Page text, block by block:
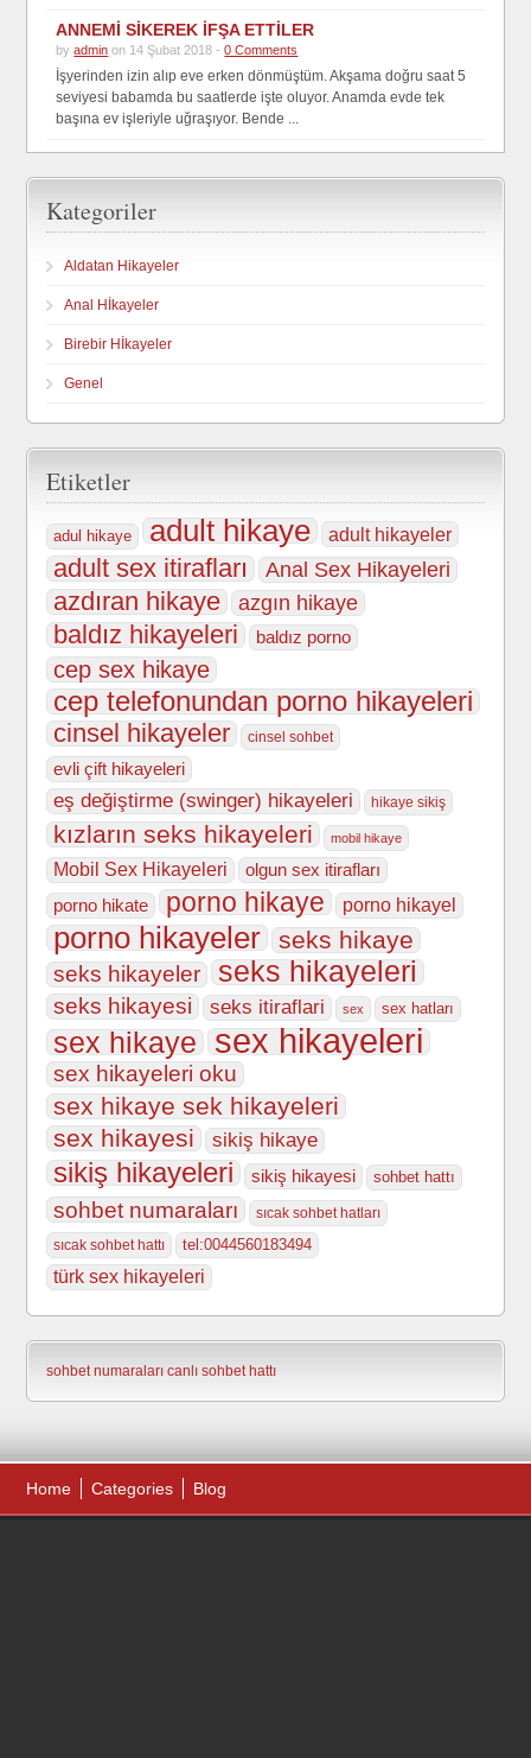
ANNEMİ SİKEREK İFŞA ETTİLER
byadmin on 14 Şubat 2018 -0 Comments
İşyerinden izin alıp eve erken dönmüştüm. Akşama doğru saat 5
seviyesi babamda bu saatlerde işte oluyor. Anamda evde tek
başına ev işleriyle uğraşıyor. Bende ...
Kategoriler
Aldatan Hikayeler
Anal Hİkayeler
Birebir Hİkayeler
Genel
Etiketler
adul hikaye adult hikaye adult hikayeler
adult sex itirafları Anal Sex Hikayeleri
azdıran hikaye azgın hikaye
baldız hikayeleri baldız porno
cep sex hikaye
cep telefonundan porno hikayeleri
cinsel hikayeler cinsel sohbet
evli çift hikayeleri
eş değiştirme (swinger) hikayeleri hikaye sikiş
kızların seks hikayeleri mobil hikaye
Mobil Sex Hikayeleri
olgun sex itirafları
porno hikate
porno hikaye porno hikayel
porno hikayeler seks hikaye
seks hikayeler seks hikayeleri
seks hikayesi seks itiraflari sex sex hatları
sex hikaye sex hikayeleri
sex hikayeleri oku
sex hikaye sek hikayeleri
sex hikayesi
sikiş hikaye
sikiş hikayeleri sikiş hikayesi sohbet hattı
sohbet numaraları
sıcak sohbet hatları
sıcak sohbet hattı
tel:0044560183494
türk sex hikayeleri
sohbet numaraları canlı sohbet hattı
Home Categories Blog